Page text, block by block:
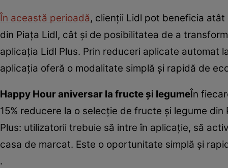
În această perioadă, clienții Lidl pot beneficia
din Piața Lidl, cât și de posibilitatea de a
aplicația Lidl Plus. Prin reduceri aplicate
aplicația oferă o modalitate simplă și rapidă de
Happy Hour aniversar la fructe și legumeÎn
15% reducere la o selecție de fructe și legume
Plus: utilizatorii trebuie să intre în aplicație, să
casa de marcat. Este o oportunitate simplă și
.